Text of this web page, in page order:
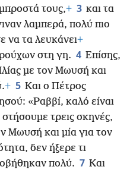
τους,+ 3 και τα
λαμπερά, πολύ πιο
να τα λευκάνει+
στη γη. 4 Επίσης,
με τον Μωυσή και
+ 5 Και ο Πέτρος
«Ραββί, καλό είναι
στήσουμε τρεις σκηνές,
Μωυσή και μία για τον
δεν ήξερε τι
πολύ. 7 Και